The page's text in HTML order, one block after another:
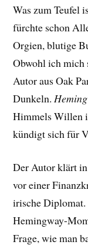
Was zum Teufel
fürchte schon
Orgien, blutige
Obwohl ich mich
Autor aus Oak
Dunkeln.
Himmels Willen
kündigt sich für
Der Autor klärt
vor einer
irische
Hemingway-
Frage, wie man